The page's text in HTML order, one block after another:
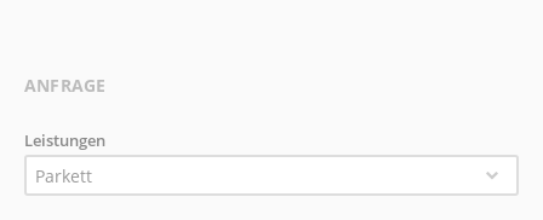
ANFRAGE
Leistungen
Parkett